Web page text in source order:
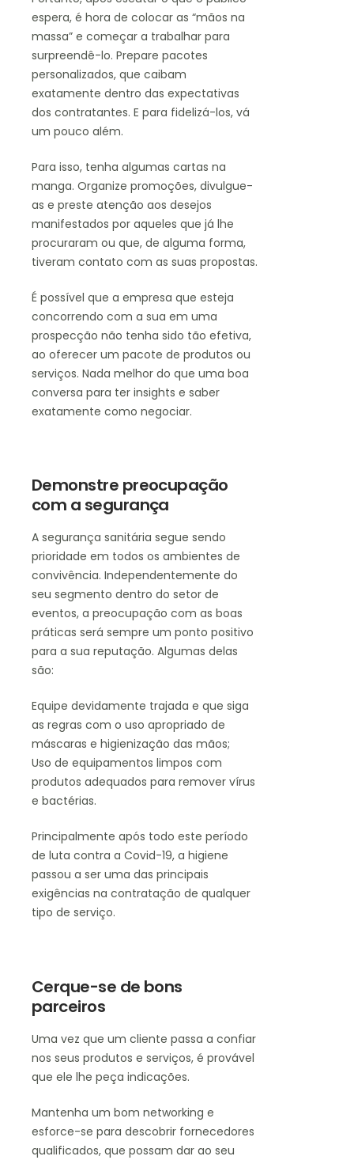
espera, é hora de colocar as “mãos na
massa” e começar a trabalhar para
surpreendê-lo. Prepare pacotes
personalizados, que caibam
exatamente dentro das expectativas
dos contratantes. E para fidelizá-los, vá
um pouco além.
Para isso, tenha algumas cartas na
manga. Organize promoções, divulgue-
as e preste atenção aos desejos
manifestados por aqueles que já lhe
procuraram ou que, de alguma forma,
tiveram contato com as suas propostas.
É possível que a empresa que esteja
concorrendo com a sua em uma
prospecção não tenha sido tão efetiva,
ao oferecer um pacote de produtos ou
serviços. Nada melhor do que uma boa
conversa para ter insights e saber
exatamente como negociar.
Demonstre preocupação
com a segurança
A segurança sanitária segue sendo
prioridade em todos os ambientes de
convivência. Independentemente do
seu segmento dentro do setor de
eventos, a preocupação com as boas
práticas será sempre um ponto positivo
para a sua reputação. Algumas delas
são:
Equipe devidamente trajada e que siga
as regras com o uso apropriado de
máscaras e higienização das mãos;
Uso de equipamentos limpos com
produtos adequados para remover vírus
e bactérias.
Principalmente após todo este período
de luta contra a Covid-19, a higiene
passou a ser uma das principais
exigências na contratação de qualquer
tipo de serviço.
Cerque-se de bons
parceiros
Uma vez que um cliente passa a confiar
nos seus produtos e serviços, é provável
que ele lhe peça indicações.
Mantenha um bom networking e
esforce-se para descobrir fornecedores
qualificados, que possam dar ao seu